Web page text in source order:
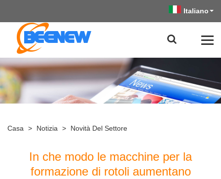
Italiano
Casa > Notizia > Novità Del Settore
In che modo le macchine per la
formazione di rotoli aumentano